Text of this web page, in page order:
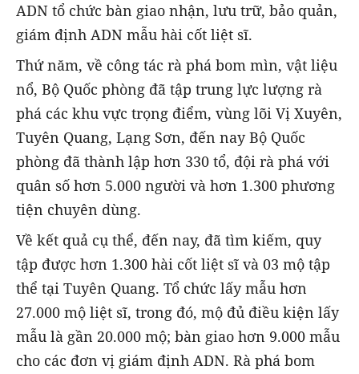
ADN tổ chức bàn giao nhận, lưu trữ, bảo quản,
giám định ADN mẫu hài cốt liệt sĩ.
Thứ năm, về công tác rà phá bom mìn, vật liệu
nổ, Bộ Quốc phòng đã tập trung lực lượng rà
phá các khu vực trọng điểm, vùng lõi Vị Xuyên,
Tuyên Quang, Lạng Sơn, đến nay Bộ Quốc
phòng đã thành lập hơn 330 tổ, đội rà phá với
quân số hơn 5.000 người và hơn 1.300 phương
tiện chuyên dùng.
Về kết quả cụ thể, đến nay, đã tìm kiếm, quy
tập được hơn 1.300 hài cốt liệt sĩ và 03 mộ tập
thể tại Tuyên Quang. Tổ chức lấy mẫu hơn
27.000 mộ liệt sĩ, trong đó, mộ đủ điều kiện lấy
mẫu là gần 20.000 mộ; bàn giao hơn 9.000 mẫu
cho các đơn vị giám định ADN. Rà phá bom